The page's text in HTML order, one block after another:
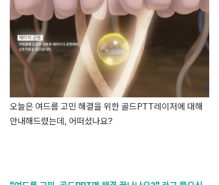
오늘은 여드름 고민 해결을 위한 골드PTT레이저에 대해
안내해드렸는데, 어떠셨나요?